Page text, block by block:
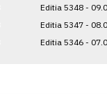
Editia 5348 -
Editia 5347 -
Editia 5346 -